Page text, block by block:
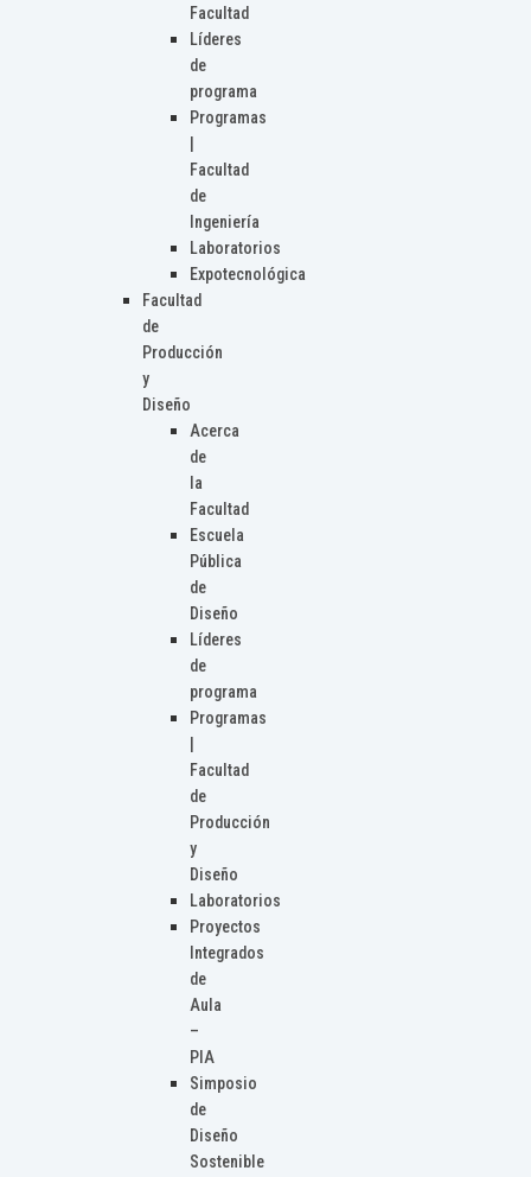
Facultad
Líderes
de
programa
Programas
Facultad
de
Ingeniería
Laboratorios
Expotecnológica
Facultad
de
Producción
y
Diseño
Acerca
de
la
Facultad
Escuela
Pública
de
Diseño
Líderes
de
programa
Programas
Facultad
de
Producción
y
Diseño
Laboratorios
Proyectos
Integrados
de
Aula
–
PIA
Simposio
de
Diseño
Sostenible